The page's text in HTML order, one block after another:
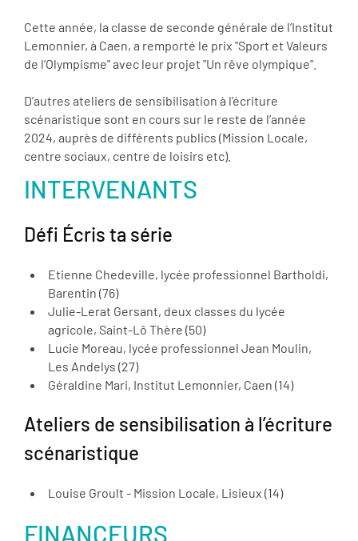
Cette année, la classe de seconde générale de l’Institut
Lemonnier, à Caen, a remporté le prix "Sport et Valeurs
de l’Olympisme" avec leur projet "Un rêve olympique".
D’autres ateliers de sensibilisation à l’écriture
scénaristique sont en cours sur le reste de l’année
2024, auprès de différents publics (Mission Locale,
centre sociaux, centre de loisirs etc).
INTERVENANTS
Défi Écris ta série
Etienne Chedeville, lycée professionnel Bartholdi,
Barentin (76)
Julie-Lerat Gersant, deux classes du lycée
agricole, Saint-Lô Thère (50)
Lucie Moreau, lycée professionnel Jean Moulin,
Les Andelys (27)
Géraldine Mari, Institut Lemonnier, Caen (14)
Ateliers de sensibilisation à l’écriture
scénaristique
Louise Groult - Mission Locale, Lisieux (14)
FINANCEURS